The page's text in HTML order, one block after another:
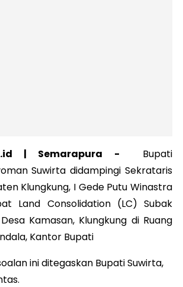
| Semarapura -
Bupati
Suwirta didampingi Sekrataris
Klungkung, I Gede Putu Winastra
Land Consolidation (LC) Subak
Kamasan, Klungkung di Ruang
Kantor Bupati
ini ditegaskan Bupati Suwirta,